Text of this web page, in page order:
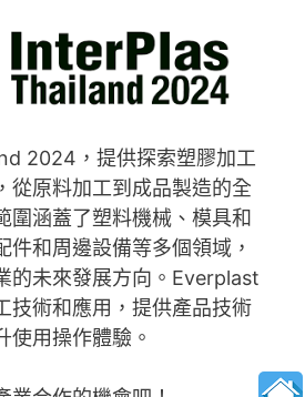
2024，提供探索塑膠加工
從原料加工到成品製造的全
圍涵蓋了塑料機械、模具和
件和周邊設備等多個領域，
的未來發展方向。Everplast
技術和應用，提供產品技術
使用操作體驗。